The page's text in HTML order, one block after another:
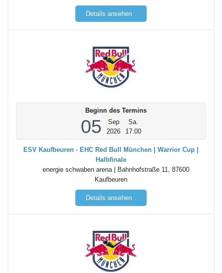
Details ansehen
Beginn des Termins
05
Sep
2026
Sa.
17:00
ESV Kaufbeuren - EHC Red Bull München | Warrior Cup |
Halbfinale
energie schwaben arena | Bahnhofstraße 11, 87600
Kaufbeuren
Details ansehen